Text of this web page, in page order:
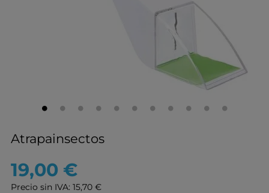
Atrapainsectos
19,00 €
Precio sin IVA: 15,70 €